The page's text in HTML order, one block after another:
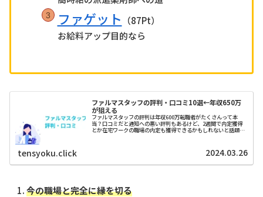
ファゲット
（87Pt）
お給料アップ目的なら
ファルマスタッフの評判・口コミ10選←年収650万
が狙える
ファルマスタッフの評判は年収600万転職者がたくさんって本
当？口コミだと通知への悪い評判もあるけど、2週間で内定獲得
とか在宅ワークの職場の内定も獲得できるかもしれないと話題で
tensyoku.click 2024.03.26
今の職場と完全に縁を切る